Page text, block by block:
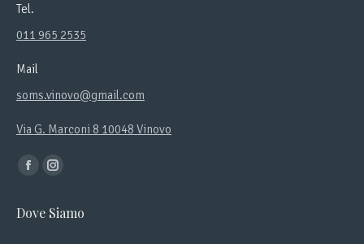
Tel.
011 965 2535
Mail
soms.vinovo@gmail.com
Via G. Marconi 8 10048 Vinovo
Ci puoi trovare su:
Facebook
opens
Instagram
opens
Dove Siamo